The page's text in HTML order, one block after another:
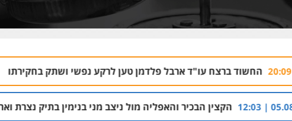
עו"ד ארבל פלדמן טען לרקע נפשי ושתק בחקירתו 05.08 | 19:50
הבכיר והאפליה מול ניצב מני בנימין בתיק נצרת וארגון בכרי 05.08 | 08:53